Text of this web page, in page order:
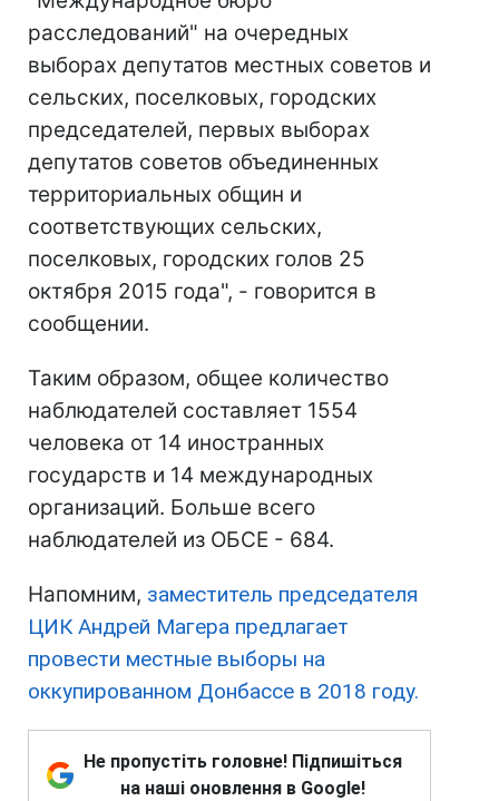
расследований" на очередных
выборах депутатов местных советов и
сельских, поселковых, городских
председателей, первых выборах
депутатов советов объединенных
территориальных общин и
соответствующих сельских,
поселковых, городских голов 25
октября 2015 года", - говорится в
сообщении.
Таким образом, общее количество
наблюдателей составляет 1554
человека от 14 иностранных
государств и 14 международных
организаций. Больше всего
наблюдателей из ОБСЕ - 684.
Напомним, заместитель председателя
ЦИК Андрей Магера предлагает
провести местные выборы на
оккупированном Донбассе в 2018 году.
Не пропустіть головне! Підпишіться
на наші оновлення в Google!